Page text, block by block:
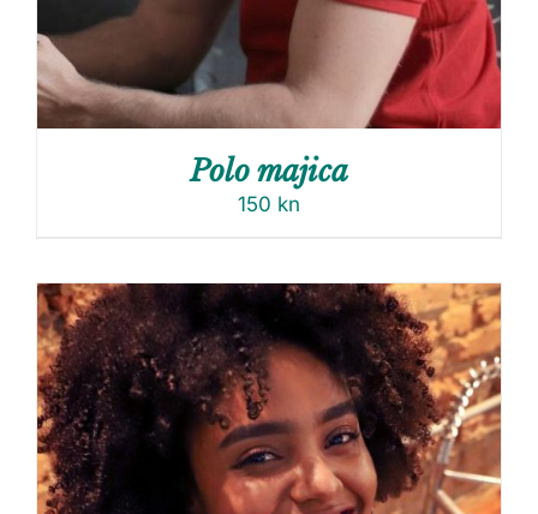
Polo majica
150 kn